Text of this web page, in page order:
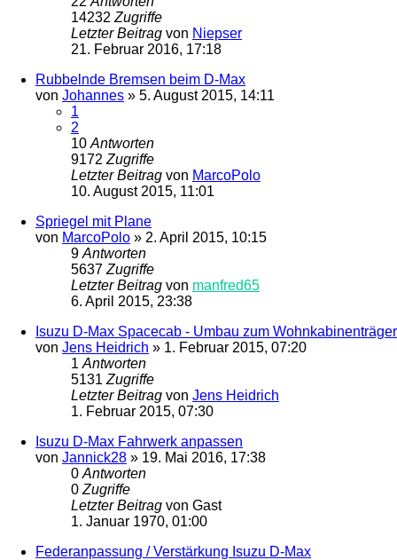
14232 Zugriffe
Letzter Beitrag von Niepser
21. Februar 2016, 17:18
Rubbelnde Bremsen beim D-Max
von Johannes » 5. August 2015, 14:11
1
2
10 Antworten
9172 Zugriffe
Letzter Beitrag von MarcoPolo
10. August 2015, 11:01
Spriegel mit Plane
von MarcoPolo » 2. April 2015, 10:15
9 Antworten
5637 Zugriffe
Letzter Beitrag von manfred65
6. April 2015, 23:38
Isuzu D-Max Spacecab - Umbau zum Wohnkabinenträger
von Jens Heidrich » 1. Februar 2015, 07:20
1 Antworten
5131 Zugriffe
Letzter Beitrag von Jens Heidrich
1. Februar 2015, 07:30
Isuzu D-Max Fahrwerk anpassen
von Jannick28 » 19. Mai 2016, 17:38
0 Antworten
0 Zugriffe
Letzter Beitrag von Gast
1. Januar 1970, 01:00
Federanpassung / Verstärkung Isuzu D-Max